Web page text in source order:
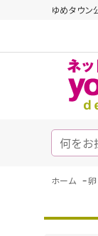
ゆめタウン
ホーム -